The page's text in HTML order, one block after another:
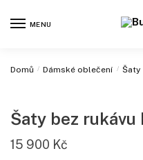
MENU
Domů / Dámské oblečení / Šaty
Šaty bez
15 900 Kč